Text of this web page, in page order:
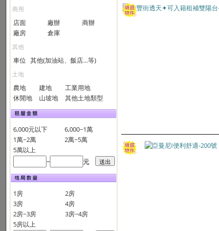
商用
店面 廠辦
商辦
廠房
倉庫
其他
車位 其他(加油站、飯店…等)
土地
農地 建地
工業用地
休閒地
山坡地 其他土地類型
6,000元以下
6,000~1萬
1萬~2萬
2萬~5萬
5萬以上
~
元
1房
2房
3房
4房
2房~3房
3房~4房
5房以上